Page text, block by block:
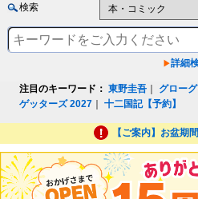
検索
詳細
注目のキーワード： 東野圭吾 グロー
ゲッターズ 2027 ｜十二国記【予約】
【ご案内】お盆期